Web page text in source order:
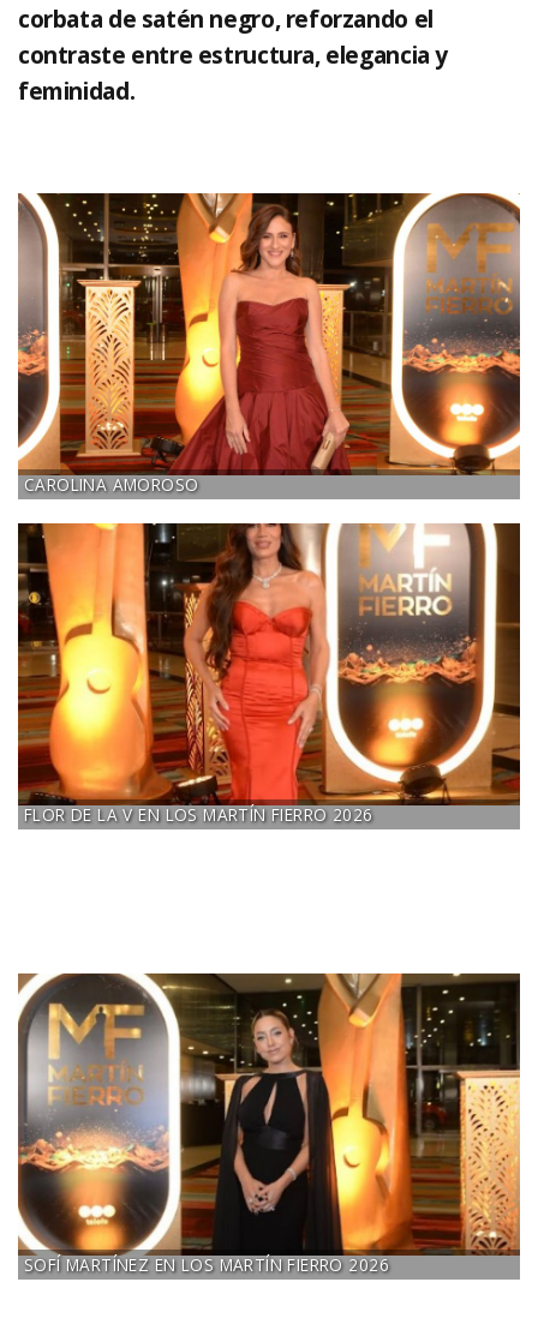
corbata de satén negro, reforzando el
contraste entre estructura, elegancia y
feminidad.
CAROLINA AMOROSO
FLOR DE LA V EN LOS MARTÍN FIERRO 2026
SOFÍ MARTÍNEZ EN LOS MARTÍN FIERRO 2026